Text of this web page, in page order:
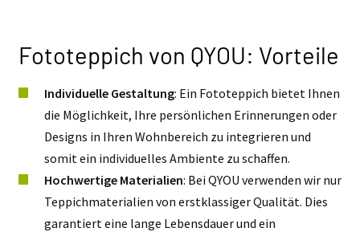
Fototeppich von QYOU: Vorteile
Individuelle Gestaltung: Ein Fototeppich bietet Ihnen
die Möglichkeit, Ihre persönlichen Erinnerungen oder
Designs in Ihren Wohnbereich zu integrieren und
somit ein individuelles Ambiente zu schaffen.
Hochwertige Materialien: Bei QYOU verwenden wir nur
Teppichmaterialien von erstklassiger Qualität. Dies
garantiert eine lange Lebensdauer und ein